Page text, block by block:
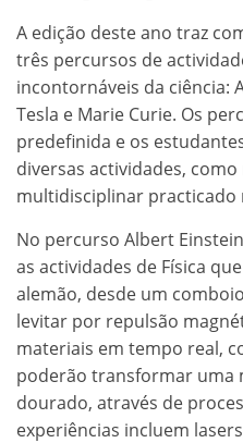
A edição deste ano traz
três percursos de
incontornáveis da ciência:
Tesla e Marie Curie. Os
predefinida e os
diversas actividades,
multidisciplinar practicado
No percurso Albert
as actividades de Física
alemão, desde um
levitar por repulsão
materiais em tempo real,
poderão transformar uma
dourado, através de
experiências incluem